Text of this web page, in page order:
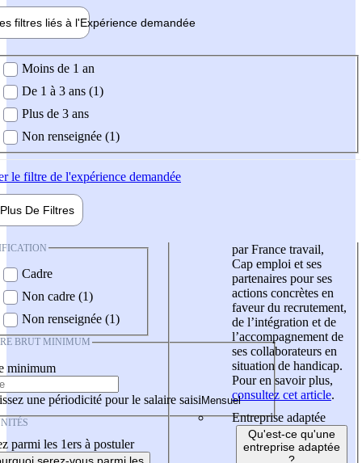
filtres liés à l'Expérience demandée
demandée
Moins de 1 an
De 1 à 3 ans (1)
Plus de 3 ans
Non renseignée (1)
le filtre de l'expérience demandée
Plus De Filtres
Cadre
Non cadre (1)
Non renseignée (1)
BRUT MINIMUM
minimum
une périodicité pour le salaire saisi
parmi les 1ers à postuler
par France travail,
Cap emploi et ses
partenaires pour ses
actions concrètes en
faveur du recrutement,
de l’intégration et de
l’accompagnement de
ses collaborateurs en
situation de handicap.
Pour en savoir plus,
consultez cet article.
Entreprise adaptée
Qu'est-ce qu'une
entreprise adaptée
?